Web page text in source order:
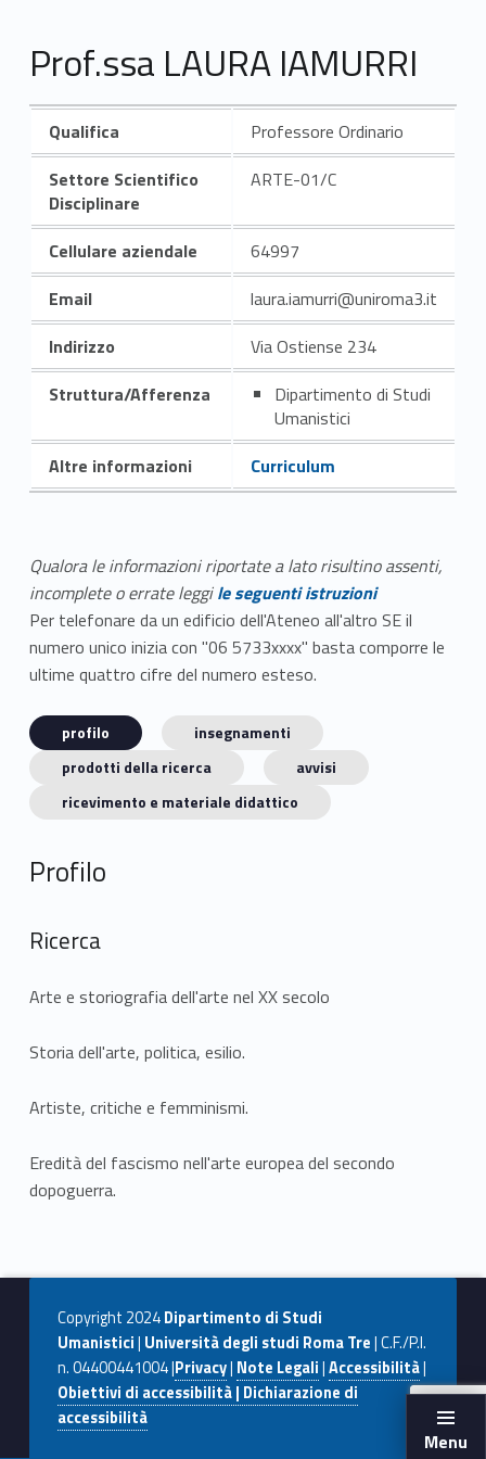
Menu
Prof.ssa LAURA IAMURRI
Qualifica
Professore Ordinario
Settore Scientifico
Disciplinare
ARTE-01/C
Cellulare aziendale
64997
Email
laura.iamurri@uniroma3.it
Indirizzo
Via Ostiense 234
Struttura/Afferenza
Dipartimento di Studi
Umanistici
Altre informazioni
Curriculum
Qualora le informazioni riportate a lato risultino assenti,
incomplete o errate leggile seguenti istruzioni
Per telefonare da un edificio dell'Ateneo all'altro SE il
numero unico inizia con "06 5733xxxx" basta comporre le
ultime quattro cifre del numero esteso.
profilo
insegnamenti
prodotti della ricerca
avvisi
ricevimento e materiale didattico
Profilo
Ricerca
Arte e storiografia dell'arte nel XX secolo
Storia dell'arte, politica, esilio.
Artiste, critiche e femminismi.
Eredità del fascismo nell'arte europea del secondo
dopoguerra.
Copyright 2024Dipartimento di Studi
Umanistici| Università degli studi Roma Tre| C.F./P.I.
n. 04400441004 |Privacy| Note Legali|Accessibilità|
Obiettivi di accessibilità | Dichiarazione di
accessibilità